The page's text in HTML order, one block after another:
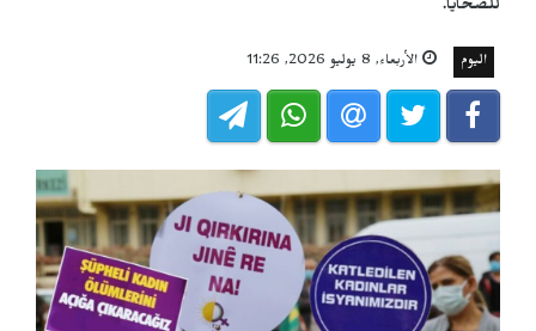
للضحايا.
اليوم الأربعاء, 8 يوليو 2026, 11:26